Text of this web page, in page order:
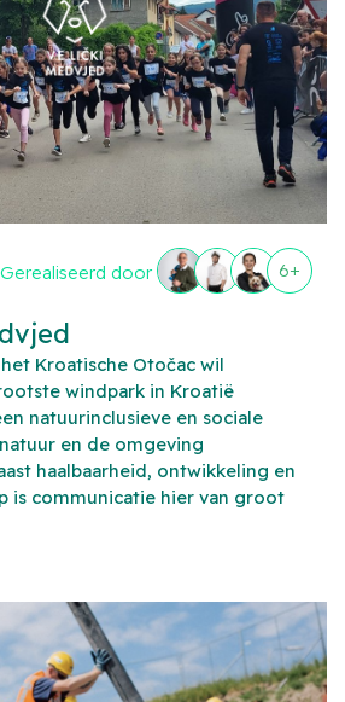
Gerealiseerd door 6+
Kroatische Otočac wil
windpark in Kroatië
natuurinclusieve en sociale
en de omgeving
haalbaarheid, ontwikkeling en
is communicatie hier van groot